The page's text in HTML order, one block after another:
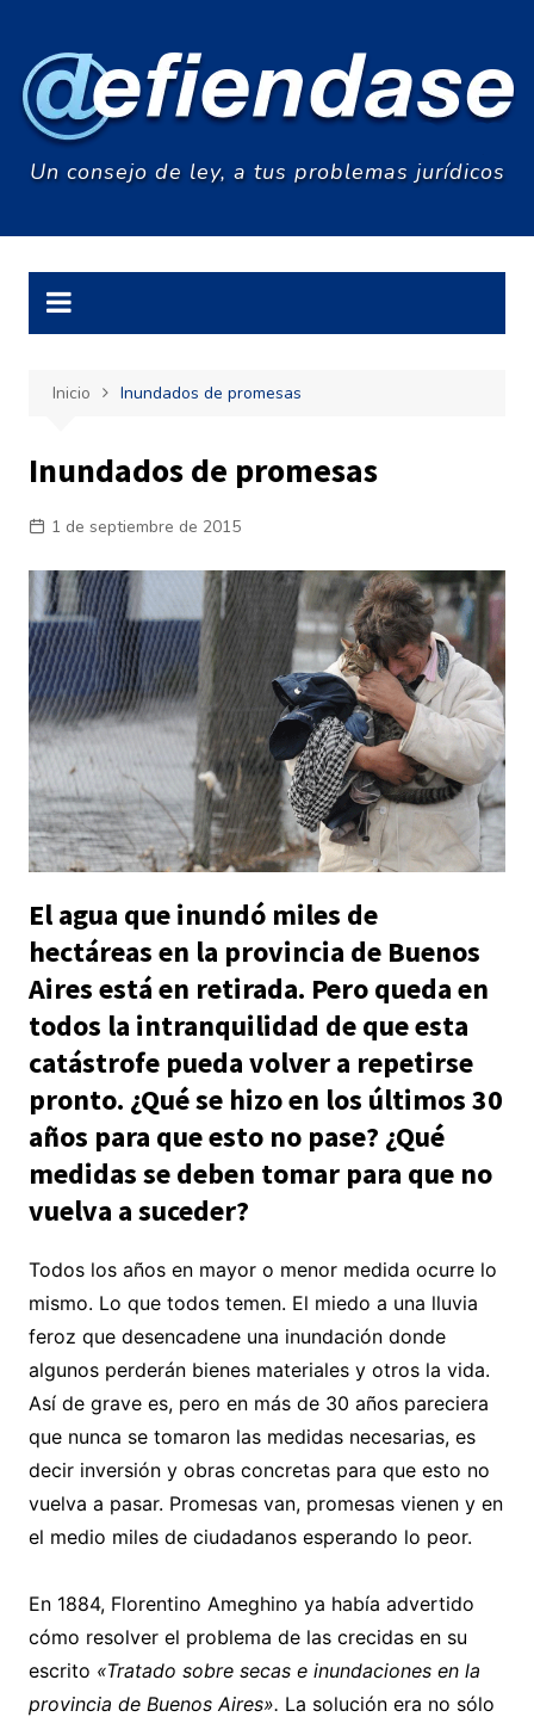
contenido
Un consejo de ley, a tus problemas jurídicos
Inicio Inundados de promesas
Inundados de promesas
1 de septiembre de 2015
El agua que inundó miles de
hectáreas en la provincia de Buenos
Aires está en retirada. Pero queda en
todos la intranquilidad de que esta
catástrofe pueda volver a repetirse
pronto. ¿Qué se hizo en los últimos 30
años para que esto no pase? ¿Qué
medidas se deben tomar para que no
vuelva a suceder?
Todos los años en mayor o menor medida ocurre lo
mismo. Lo que todos temen. El miedo a una lluvia
feroz que desencadene una inundación donde
algunos perderán bienes materiales y otros la vida.
Así de grave es, pero en más de 30 años pareciera
que nunca se tomaron las medidas necesarias, es
decir inversión y obras concretas para que esto no
vuelva a pasar. Promesas van, promesas vienen y en
el medio miles de ciudadanos esperando lo peor.
En 1884, Florentino Ameghino ya había advertido
cómo resolver el problema de las crecidas en su
escrito «Tratado sobre secas e inundaciones en la
provincia de Buenos Aires». La solución era no sólo